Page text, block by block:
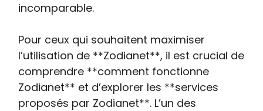
incomparable.
Pour ceux qui souhaitent maximiser
l’utilisation de **Zodianet**, il est crucial de
comprendre **comment fonctionne
Zodianet** et d’explorer les **services
proposés par Zodianet**. L’un des